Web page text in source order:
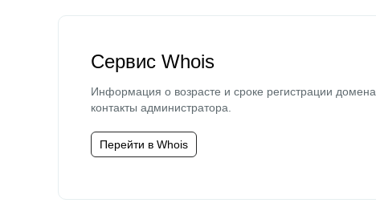
Сервис Whois
Информация о возрасте и сроке регистрации домена,
контакты администратора.
Перейти в Whois